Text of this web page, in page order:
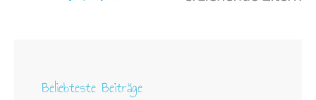
Beliebteste Beiträge